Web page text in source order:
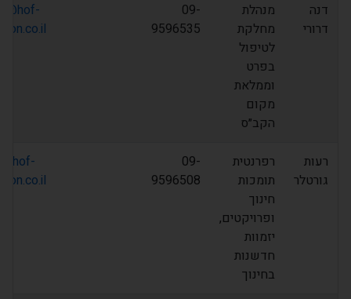
דנה
דרורי
מנהלת
מחלקת
לטיפול
בפרט
וממלאת
מקום
הקב״ס
09-
9596535
רעות
גורטלר
רפרנטית
תומכות
חינוך
ופרויקטים,
יזמוות
חדשנות
בחינוך
09-
9596508